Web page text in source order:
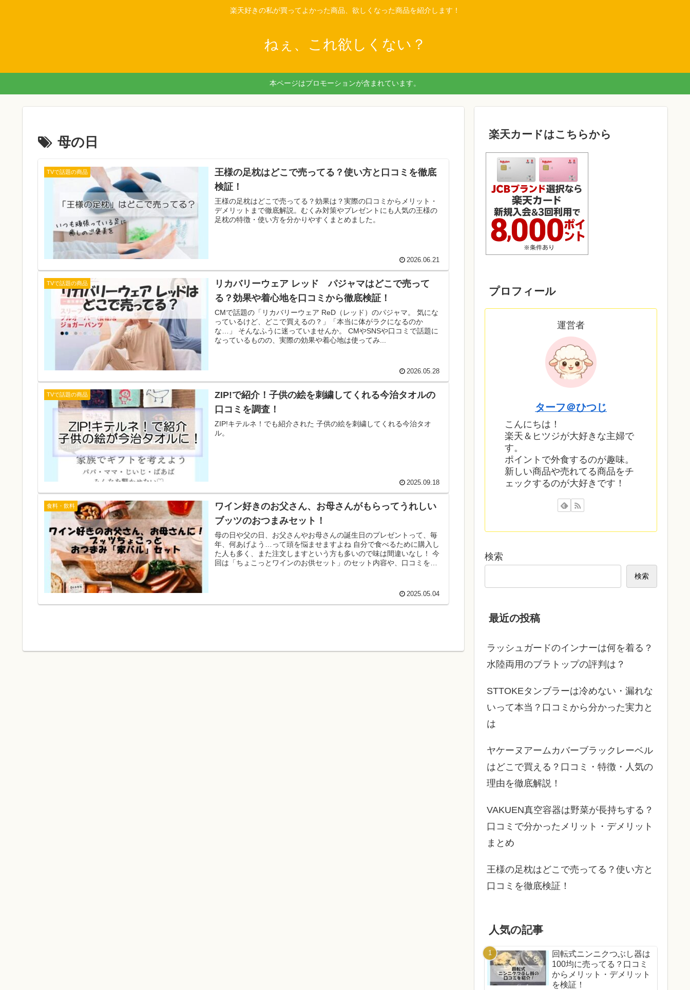
楽天好きの私が買ってよかった商品、欲しくなった商品を紹介します！
ねぇ、これ欲しくない？
本ページはプロモーションが含まれています。
母の日
TVで話題の商品
王様の足枕はどこで売ってる？使い方と口コミを徹底
検証！
王様の足枕はどこで売ってる？効果は？実際の口コミからメリット・
デメリットまで徹底解説。むくみ対策やプレゼントにも人気の王様の
足枕の特徴・使い方を分かりやすくまとめました。
2026.06.21
TVで話題の商品
リカバリーウェア レッド パジャマはどこで売って
る？効果や着心地を口コミから徹底検証！
CMで話題の「リカバリーウェア ReD（レッド）のパジャマ。 気にな
っているけど、どこで買えるの？」「本当に体がラクになるのか
な…」 そんなふうに迷っていませんか。 CMやSNSや口コミで話題に
なっているものの、実際の効果や着心地は使ってみ...
2026.05.28
TVで話題の商品
ZIP!で紹介！子供の絵を刺繍してくれる今治タオルの
口コミを調査！
ZIP!キテルネ！でも紹介された 子供の絵を刺繍してくれる今治タオ
ル。
2025.09.18
食料・飲料
ワイン好きのお父さん、お母さんがもらってうれしい
ブッツのおつまみセット！
母の日や父の日、お父さんやお母さんの誕生日のプレゼントって、毎
年、何あげよう…って頭を悩ませますよね 自分で食べるために購入し
た人も多く、また注文しますという方も多いので味は間違いなし！ 今
回は「ちょこっとワインのお供セット」のセット内容や、口コミを紹
2025.05.04
楽天カードはこちらから
プロフィール
運営者
ターフ＠ひつじ
こんにちは！
楽天＆ヒツジが大好きな主婦で
す。
ポイントで外食するのが趣味。
新しい商品や売れてる商品をチ
ェックするのが大好きです！
検索
検索
最近の投稿
ラッシュガードのインナーは何を着る？
水陸両用のブラトップの評判は？
STTOKEタンブラーは冷めない・漏れな
いって本当？口コミから分かった実力と
は
ヤケーヌアームカバーブラックレーベル
はどこで買える？口コミ・特徴・人気の
理由を徹底解説！
VAKUEN真空容器は野菜が長持ちする？
口コミで分かったメリット・デメリット
まとめ
王様の足枕はどこで売ってる？使い方と
口コミを徹底検証！
人気の記事
回転式ニンニクつぶし器は
100均に売ってる？口コミ
からメリット・デメリット
を検証！